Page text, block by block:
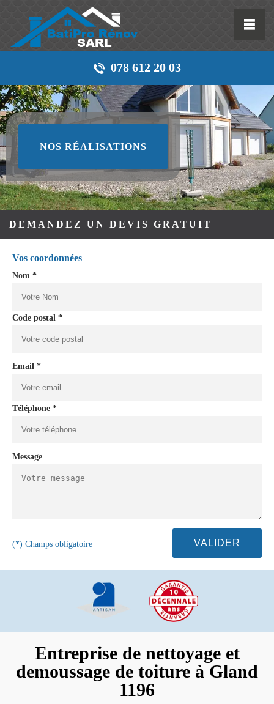
078 612 20 03
NOS RÉALISATIONS
DEMANDEZ UN DEVIS GRATUIT
Vos coordonnées
Nom *
Code postal *
Email *
Téléphone *
Message
(*) Champs obligatoire
Entreprise de nettoyage et
demoussage de toiture à Gland
1196